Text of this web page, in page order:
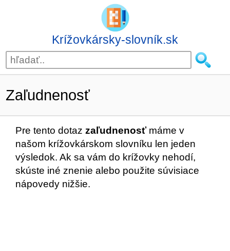
Krížovkársky-slovník.sk
Zaľudnenosť
Pre tento dotaz zaľudnenosťmáme v
našom krížovkárskom slovníku len jeden
výsledok. Ak sa vám do krížovky nehodí,
skúste iné znenie alebo použite súvisiace
nápovedy nižšie.